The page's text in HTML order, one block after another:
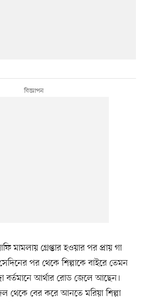
মামলায় গ্রেপ্তার হওয়ার পর প্রায় গা
সেদিনের পর থেকে শিল্পাকে বাইরে তেমন
বর্তমানে আর্থার রোড জেলে আছেন।
থেকে বের করে আনতে মরিয়া শিল্পা